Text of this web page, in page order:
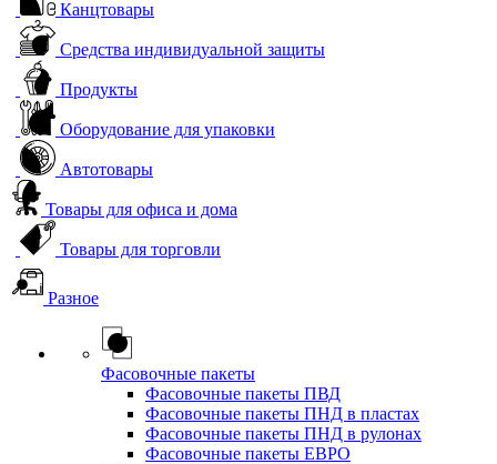
Канцтовары
Средства индивидуальной защиты
Продукты
Оборудование для упаковки
Автотовары
Товары для офиса и дома
Товары для торговли
Разное
Фасовочные пакеты
Фасовочные пакеты ПВД
Фасовочные пакеты ПНД в пластах
Фасовочные пакеты ПНД в рулонах
Фасовочные пакеты ЕВРО